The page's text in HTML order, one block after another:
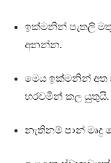
ඉක්මනින් පැතලි
අනන්න.
මෙය ඉක්මනින් අත
හරවමින් කල යුතුයි.
නැතිනම් පාන් මෘදු